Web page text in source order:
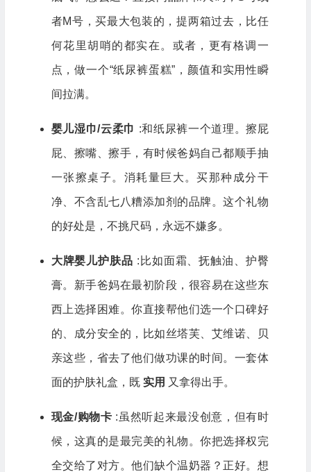
者M号，买最大包装的，提两箱过去，比任
何花里胡哨的都实在。或者，更有格调一
点，做一个“纸尿裤蛋糕”，颜值和实用性瞬
间拉满。
婴儿湿巾/云柔巾 :和纸尿裤一个道理。擦屁
屁、擦嘴、擦手，有时候爸妈自己都顺手抽
一张擦桌子。消耗量巨大。买那种成分干
净、不含乱七八糟添加剂的品牌。这个礼物
的好处是，不挑尺码，永远不嫌多。
大牌婴儿护肤品 :比如面霜、抚触油、护臀
膏。新手爸妈在最初阶段，很容易在这些东
西上选择困难。你直接帮他们选一个口碑好
的、成分安全的，比如丝塔芙、艾维诺、贝
亲这些，省去了他们做功课的时间。一套体
面的护肤礼盒，既 实用 又拿得出手。
现金/购物卡 :虽然听起来最没创意，但有时
候，这真的是最完美的礼物。你把选择权完
全交给了对方。他们缺个温奶器？正好。想